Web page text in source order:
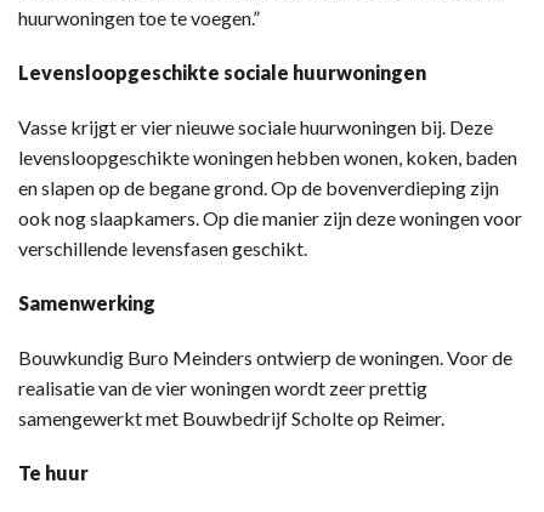
huurwoningen toe te voegen.”
Levensloopgeschikte sociale huurwoningen
Vasse krijgt er vier nieuwe sociale huurwoningen bij. Deze
levensloopgeschikte woningen hebben wonen, koken, baden
en slapen op de begane grond. Op de bovenverdieping zijn
ook nog slaapkamers. Op die manier zijn deze woningen voor
verschillende levensfasen geschikt.
Samenwerking
Bouwkundig Buro Meinders ontwierp de woningen. Voor de
realisatie van de vier woningen wordt zeer prettig
samengewerkt met Bouwbedrijf Scholte op Reimer.
Te huur